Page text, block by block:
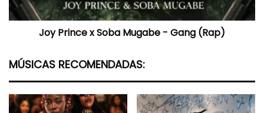
(Rap)
Joy Prince x Soba Mugabe - Gang (Rap)
MÚSICAS RECOMENDADAS: